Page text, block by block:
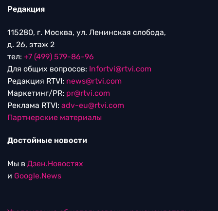
Редакция
115280, г. Москва, ул. Ленинская слобода,
д. 26, этаж 2
тел: +7 (499) 579-86-96
Для общих вопросов: Infortvi@rtvi.com
Редакция RTVI: news@rtvi.com
Маркетинг/PR: pr@rtvi.com
Реклама RTVI: adv-eu@rtvi.com
Партнерские материалы
Достойные новости
Мы в Дзен.Новостях
и Google.News